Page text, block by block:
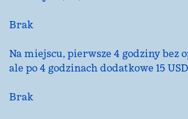
Brak
Na miejscu, pierwsze 4 godziny bez
ale po 4 godzinach dodatkowe 15
Brak